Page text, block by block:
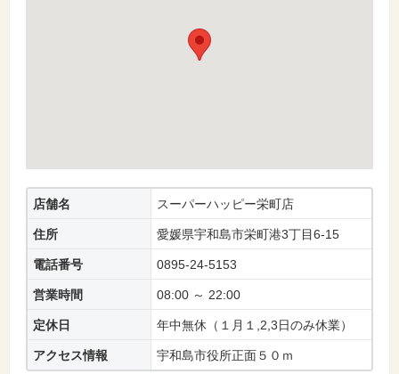
店舗名 スーパーハッピー栄町店
住所 愛媛県宇和島市栄町港3丁目6-15
電話番号 0895-24-5153
営業時間 08:00 ～ 22:00
定休日 年中無休（１月１,2,3日のみ休業）
アクセス情報 宇和島市役所正面５０ｍ